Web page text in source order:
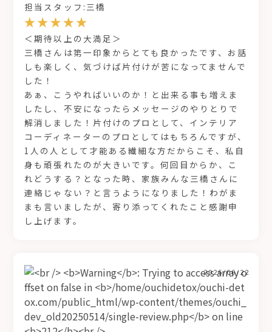
担当スタッフ:三橋
＜期待以上の大満足＞
三橋さんは第一印象からとても良かったです、お話
しも楽しく、気づけば片付けが苦になってませんで
した！
あぁ、こうやればいいのか！と出来る事も増えま
したし、不安になったらメッセージのやりとりで
解消しました！片付けのプロとして、インテリア
コーディネーターのプロとしてはもちろんですが、
1人の人として才能ある繊細な方だからこそ、私自
身も頑張れたのが大きいです。何回目からか、こ
れどうする？となった時、家族みんな三橋さんに
連絡じゃない？と言うようになりました！わがま
まも言いましたが、寄り添ってくれたこと感謝申
し上げます。
2026/06/22